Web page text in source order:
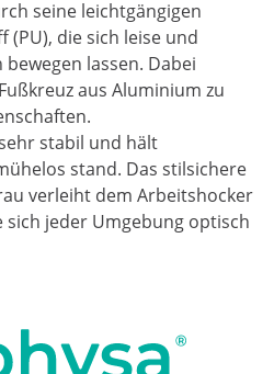
seine leichtgängigen
(PU), die sich leise und
lassen. Dabei
aus Aluminium zu
stabil und hält
stand. Das stilsichere
verleiht dem Arbeitshocker
sich jeder Umgebung optisch